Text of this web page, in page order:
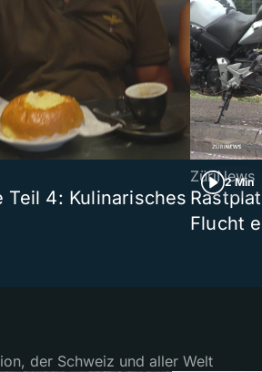
Teil 4: Kulinarisches
2 Min
ZüriNews
Flucht
der Schweiz und aller Welt